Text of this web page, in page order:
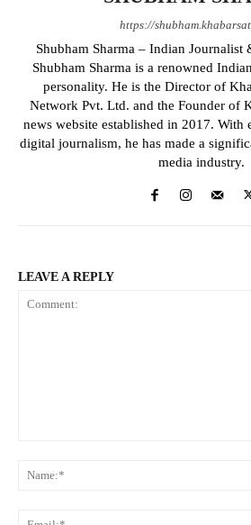
https://
Shubham Sharma – Indian Journalist
Shubham Sharma is a renowned
personality. He is the Director of
Network Pvt. Ltd. and the Founder of
news website established in 2017. With
digital journalism, he has made a
media industry.
LEAVE A REPLY